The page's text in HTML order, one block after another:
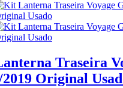
Traseira
2019 Original